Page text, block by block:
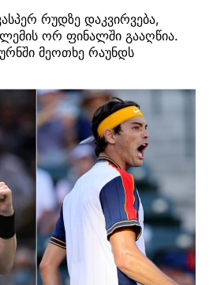
რუდზე დაკვირვება,
ორ ფინალში გააღწია.
მეოთხე რაუნდს